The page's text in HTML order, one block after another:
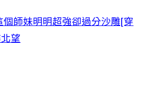
個師妹明明超強卻過分沙雕[穿
望